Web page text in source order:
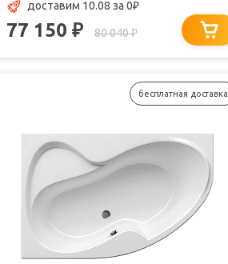
доставим 10.08 за 0₽
77 150 ₽ 80 040₽
бесплатная доставка